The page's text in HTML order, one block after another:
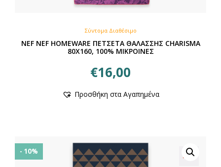
Σύντομα Διαθέσιμο
NEF NEF HOMEWARE ΠΕΤΣΕΤΑ ΘΑΛΑΣΣΗΣ CHARISMA
80X160, 100% ΜΙΚΡΟΙΝΕΣ
€16,00
Προσθήκη στα Αγαπημένα
- 10%